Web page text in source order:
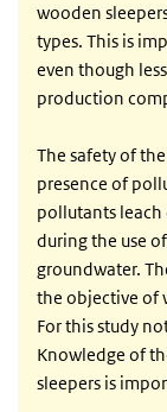
wooden
types. This is
even though
production
The safety of
presence of
pollutants leach
during the use
groundwater.
the objective of
For this study
Knowledge of
sleepers is